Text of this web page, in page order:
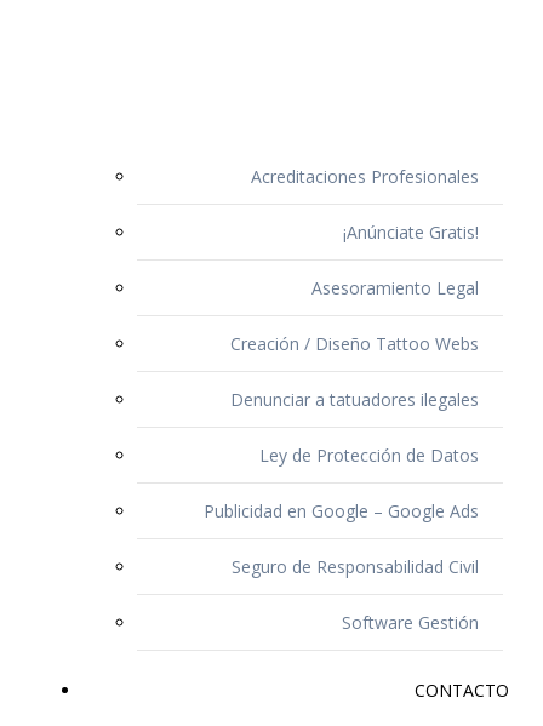
Acreditaciones Profesionales
¡Anúnciate Gratis!
Asesoramiento Legal
Creación / Diseño Tattoo Webs
Denunciar a tatuadores ilegales
Ley de Protección de Datos
Publicidad en Google – Google Ads
Seguro de Responsabilidad Civil
Software Gestión
CONTACTO